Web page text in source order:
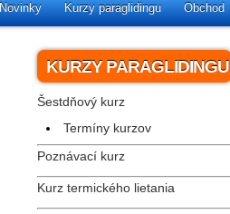
Novinky Kurzy paraglidingu Obchod
KURZY PARAGLIDINGU
Šestdňový kurz
Termíny kurzov
Poznávací kurz
Kurz termického lietania